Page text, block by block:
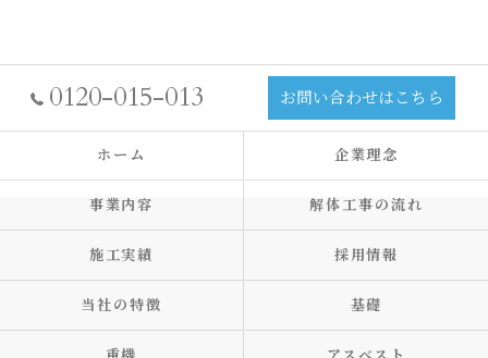
0120-015-013 お問い合わせはこちら
ホーム 企業理念
事業内容 解体工事の流れ
施工実績 採用情報
当社の特徴 基礎